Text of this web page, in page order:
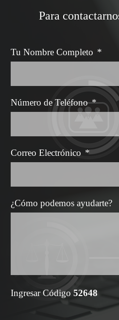
Para
*
Tu Nombre Completo
*
Número de Teléfono
*
Correo Electrónico
¿Cómo podemos ayudarte?
Ingresar Código 52648